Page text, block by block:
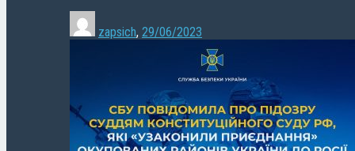
zapsich, 29/06/2023